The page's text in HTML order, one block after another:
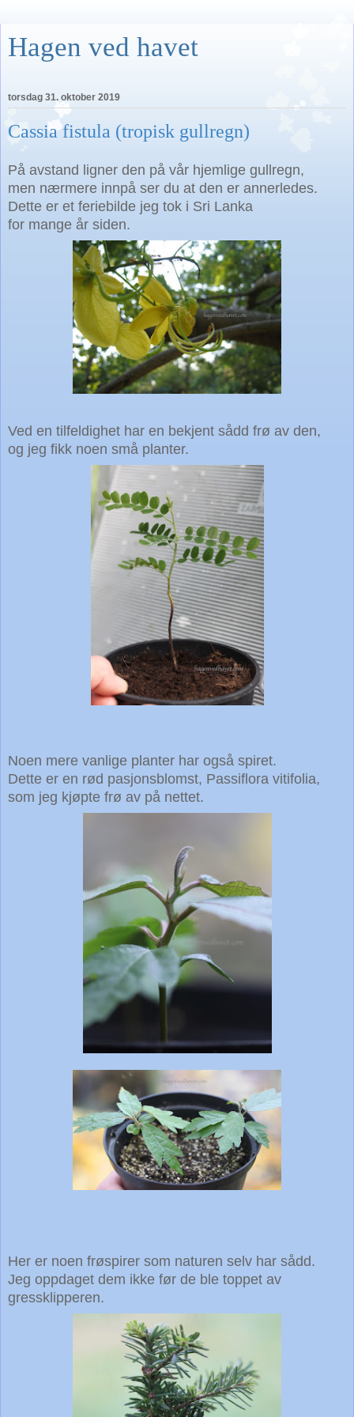
Hagen ved havet
torsdag 31. oktober 2019
Cassia fistula (tropisk gullregn)
På avstand ligner den på vår hjemlige gullregn,
men nærmere innpå ser du at den er annerledes.
Dette er et feriebilde jeg tok i Sri Lanka
for mange år siden.
Ved en tilfeldighet har en bekjent sådd frø av den,
og jeg fikk noen små planter.
Noen mere vanlige planter har også spiret.
Dette er en rød pasjonsblomst, Passiflora vitifolia,
som jeg kjøpte frø av på nettet.
Her er noen frøspirer som naturen selv har sådd.
Jeg oppdaget dem ikke før de ble toppet av
gressklipperen.